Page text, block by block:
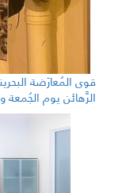
قوى المُعارَضة
الرَّهائن يوم الجُمعة